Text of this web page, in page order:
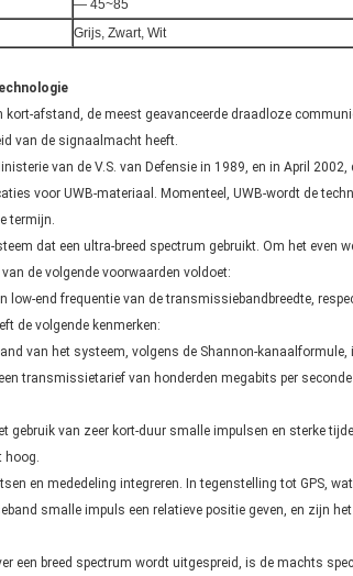
— 45~85
Grijs, Zwart, Wit
afstand, de meest geavanceerde draadloze
van de signaalmacht heeft.
van de V.S. van Defensie in 1989, en in April
voor UWB-materiaal. Momenteel, UWB-wordt de
termijn.
dat een ultra-breed spectrum gebruikt. Om het even
de volgende voorwaarden voldoet:
low-end frequentie van de transmissiebandbreedte,
de volgende kenmerken:
van het systeem, volgens de Shannon-kanaalformule,
transmissietarief van honderden megabits per
gebruik van zeer kort-duur smalle impulsen en sterke
hoog.
en mededeling integreren. In tegenstelling tot GPS,
smalle impuls een relatieve positie geven, en zijn
een breed spectrum wordt uitgespreid, is de machts